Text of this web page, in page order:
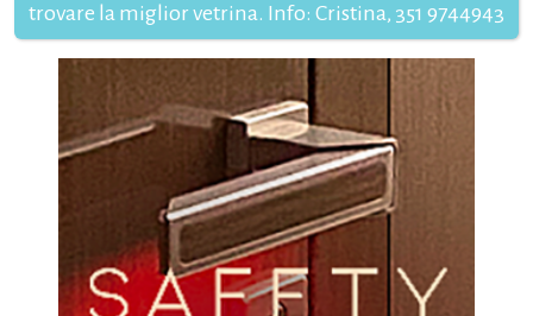
trovare la miglior vetrina. Info: Cristina, 351 9744943